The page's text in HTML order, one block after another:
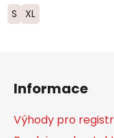
S XL
Informace
Výhody pro